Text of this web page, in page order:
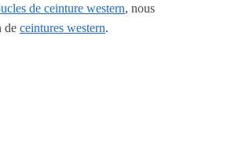
de ceinture western, nous
deceintures western.